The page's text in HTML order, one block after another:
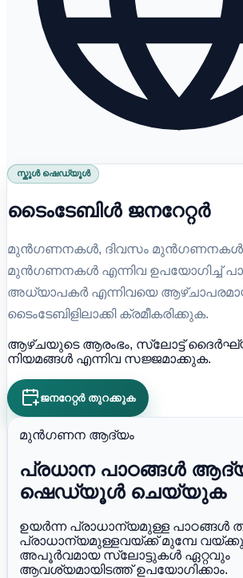
സ്കൂൾ ഷെഡ്യൂൾ
ടൈംടേബിൾ ജനറേറ്റർ
മുൻഗണനകൾ, ദിവസം മുൻഗണനകൾ,
മുൻഗണനകൾ എന്നിവ ഉപയോഗിച്ച്
അധ്യാപകർ എന്നിവയെ
ടൈംടേബിളിലാക്കി ക്രമീകരിക്കുക.
ആഴ്ചയുടെ ആരംഭം, സ്ലോട്ട്
നിയമങ്ങൾ എന്നിവ സജ്ജമാക്കുക.
ജനറേറ്റർ തുറക്കുക
മുൻഗണന ആദ്യം
പ്രധാന പാഠങ്ങൾ
ഷെഡ്യൂൾ ചെയ്യുക
ഉയർന്ന പ്രാധാന്യമുള്ള പാഠങ്ങൾ
പ്രാധാന്യമുള്ളവയ്ക്ക് മുമ്പേ
അപൂർവമായ സ്ലോട്ടുകൾ ഏറ്റവും
ആവശ്യമായിടത്ത് ഉപയോഗിക്കാം.